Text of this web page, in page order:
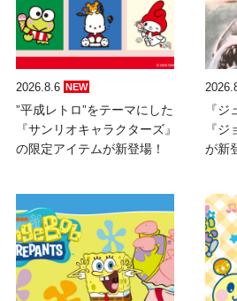
2026.8.6 NEW
”平成レトロ”をテーマにした
『サンリオキャラクターズ』
の限定アイテムが新登場！
『
『
が新